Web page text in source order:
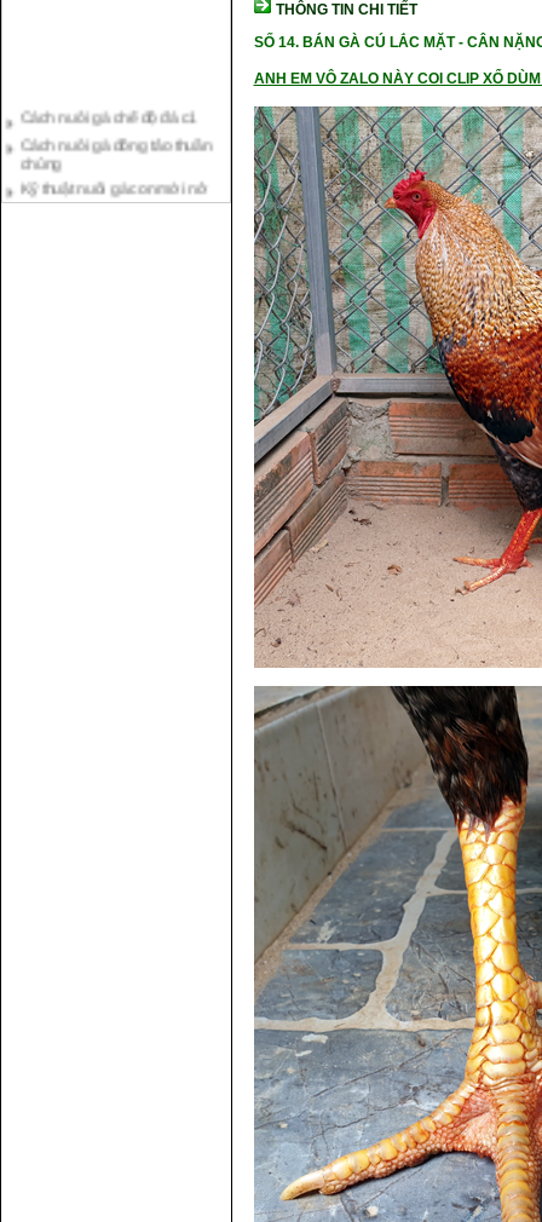
Cách nuôi gà đông tảo thuần
Kỹ thuật nuôi gà con mới nở
Hướng dẫn nuôi gà đá
Tại sao bạn cần biết cách nuôi
THÔNG TIN CHI TIẾT
SỐ 14.BÁN GÀ CÚ LẮC MẶT - CÂN NẶ
ANH EM VÔ ZALO NÀY COI CLIP XỔ